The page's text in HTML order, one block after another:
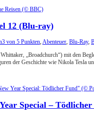
12 (Blu-ray)
3 von 5 Punkten Abenteuer Blu-Ray,
„Broadchurch“) mit den
der Geschichte wie Nikola Tesla
Special –